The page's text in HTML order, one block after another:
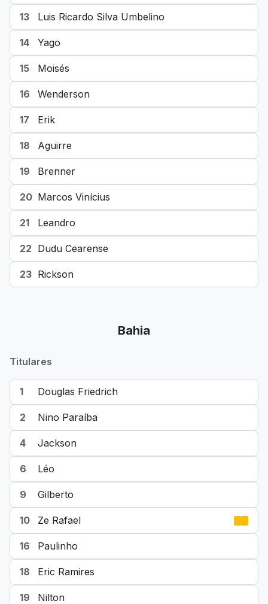
13 Luis Ricardo Silva Umbelino
14 Yago
15 Moisés
16 Wenderson
17 Erik
18 Aguirre
19 Brenner
20 Marcos Vinícius
21 Leandro
22 Dudu Cearense
23 Rickson
Bahia
Titulares
1 Douglas Friedrich
2 Nino Paraíba
4 Jackson
6 Léo
9 Gilberto
10 Ze Rafael
16 Paulinho
18 Eric Ramires
19 Nilton